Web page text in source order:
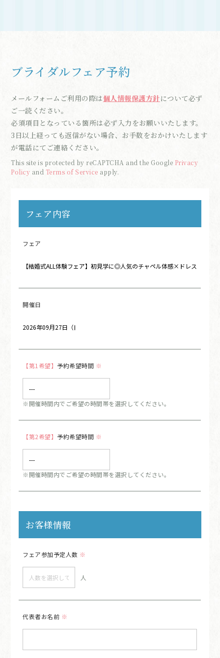
ブライダルフェア予約
メールフォームご利用の際は個人情報保護方針について必ず
ご一読ください。
必須項目となっている箇所は必ず入力をお願いいたします。
3日以上経っても返信がない場合、お手数をおかけいたします
が電話にてご連絡ください。
This site is protected by reCAPTCHA and the Google Privacy
Policy and Terms of Service apply.
フェア内容
フェア
開催日
【第1希望】 予約希望時間 ※
※開催時間内でご希望の時間帯を選択してください。
【第2希望】 予約希望時間 ※
※開催時間内でご希望の時間帯を選択してください。
お客様情報
フェア参加予定人数 ※
人
代表者お名前 ※